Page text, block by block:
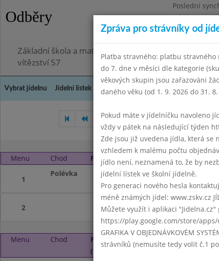
Odběry
Poslední
Pátek
Omezení
Základní škola a mateřská škola Chodov, Praha 4,
vítězství 57
Vybrat jídelnu Jídelní lístek Historie Kontakty a informace
Listopad 2020 Prosinec
Menu Chod Pátek 1. 1. 2021 (11:40 - 14:00)
1
Polévka Nový rok
2
Menu Chod
Pondělí 4. 1. 2021
(11:40 - 14:00)
Zpráva pro strávníky od
Platba stravného: platbu stravného
do 7. dne v měsíci dle kategorie
věkových skupin jsou zařazováni
daného věku (od 1. 9. 2026 do 31.
Pokud máte v jídelníčku navoleno
vždy v pátek na následující týden
Zde jsou již uvedena jídla, která se
vzhledem k malému počtu
jídlo není, neznamená to, že by
jídelní lístek ve školní jídelně.
Pro generaci nového hesla
méně známých jídel: www.zskv.cz
Můžete využít i aplikaci
https://play.google.com/store/
GRAFIKA V OBJEDNÁVKOVÉM
strávníků (nemusíte tedy volit č.1